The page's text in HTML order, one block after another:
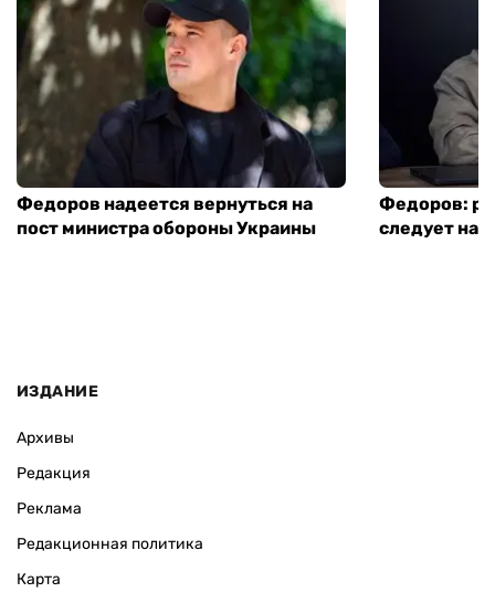
Федоров надеется вернуться на
пост министра обороны Украины
Федоров:
следует
ИЗДАНИЕ
Архивы
Редакция
Реклама
Редакционная политика
Карта